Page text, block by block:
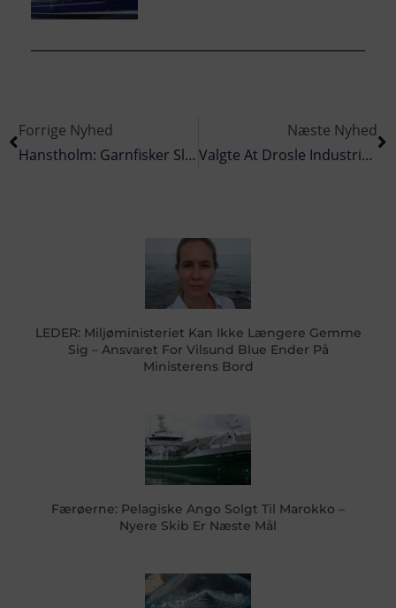
Forrige Nyhed
Hanstholm: Garnfisker Slap Godt Fra Forlis
Næste Nyhed
Valgte At Drosle Industritrawler Ned Fra 450 Bt Til 100 Bt
LEDER: Miljøministeriet Kan Ikke Længere Gemme
Sig – Ansvaret For Vilsund Blue Ender På
Ministerens Bord
Færøerne: Pelagiske Ango Solgt Til Marokko –
Nyere Skib Er Næste Mål